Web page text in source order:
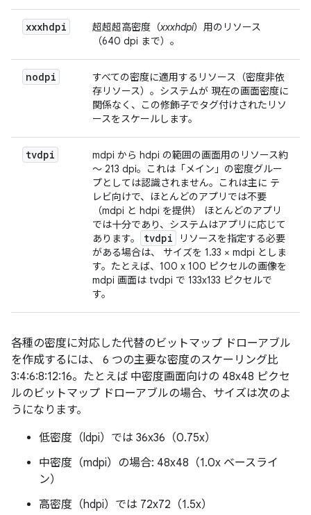
xxxhdpi 超超超高密度（xxxhdpi）用のリソース
（640 dpi まで）。
nodpi
すべての密度に適用するリソース（密度非依
存リソース）。システムが 現在の画面密度に
関係なく、この修飾子でタグ付けされたリソ
ースをスケールします。
tvdpi
mdpi から hdpi の範囲の画面用のリソース約
～ 213 dpi。これは「メイン」の密度グルー
プとしては認識されません。これは主に テ
レビ向けで、ほとんどのアプリでは不要
（mdpi と hdpi を提供） ほとんどのアプリ
では十分であり、システムはアプリに応じて
あります。
tvdpi
リソースを指定する必要
がある場合は、 サイズを 1.33 × mdpi としま
す。たとえば、100 x 100 ピクセルの画像を
mdpi 画面は tvdpi で 133x133 ピクセルで
す。
各種の密度に対応した代替のビットマップ ドローアブル
を作成するには、 6 つの主要な密度のスケーリング比
3:4:6:8:12:16。たとえば 中密度画面向けの 48x48 ピクセ
ルのビットマップ ドローアブルの場合、サイズは次のよ
うになります。
低密度（ldpi）では 36x36（0.75x）
中密度（mdpi）の場合: 48x48（1.0x ベースライ
ン）
高密度（hdpi）では 72x72（1.5x）